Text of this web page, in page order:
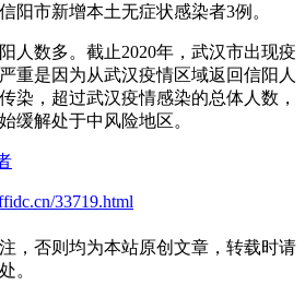
阳市新增本土无症状感染者3例。
人数多。截止2020年，武汉市出现疫
重是因为从武汉疫情区域返回信阳人
染，超过武汉疫情感染的总体人数，
缓解处于中风险地区。
33719.html
，否则均为本站原创文章，转载时请
。